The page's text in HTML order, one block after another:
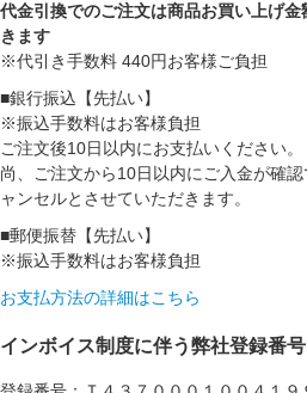
代金引換でのご注文は商品お買い上げ
きます
※代引き手数料 440円お客様ご負担
■銀行振込【先払い】
※振込手数料はお客様負担
ご注文後10日以内にお支払いください。
尚、ご注文から10日以内にご入金が確
ャンセルとさせていただきます。
■郵便振替【先払い】
※振込手数料はお客様負担
お支払方法の詳細はこちら
インボイス制度に伴う弊社登録番号